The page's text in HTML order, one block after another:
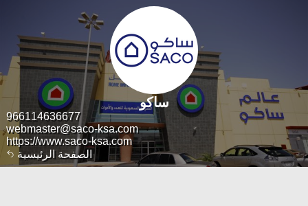
الصفحة الرئيسية
966114636677
webmaster@saco-ksa.com
https://www.saco-ksa.com
ساكو